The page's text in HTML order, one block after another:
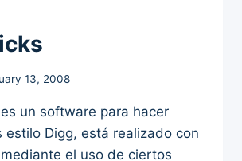
13, 2008
es un software para hacer
estilo Digg, está realizado con
el uso de ciertos